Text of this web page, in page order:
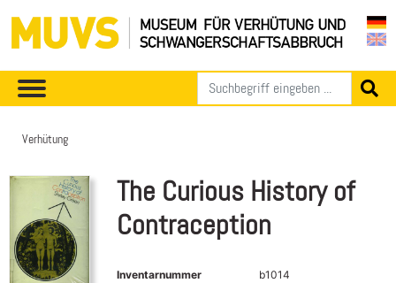
Verhütung
The Curious History of
Contraception
Inventarnummer
b1014